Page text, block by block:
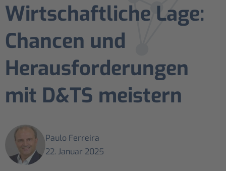
Wirtschaftliche Lage:
Chancen und
Herausforderungen
mit D&TS meistern
Paulo Ferreira
22. Januar 2025